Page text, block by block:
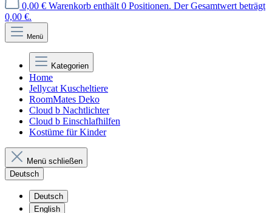
0,00 € Warenkorb enthält 0 Positionen. Der Gesamtwert beträgt
0,00 €.
Menü
Kategorien
Home
Jellycat Kuscheltiere
RoomMates Deko
Cloud b Nachtlichter
Cloud b Einschlafhilfen
Kostüme für Kinder
Menü schließen
Deutsch
Deutsch
English